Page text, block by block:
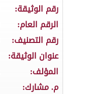
رقم الوثيقة:
الرقم العام:
رقم التصنيف:
عنوان الوثيقة:
المؤلف:
م. مشارك: